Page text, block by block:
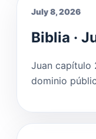
July 8, 2026
Biblia ·
Juan capítulo
dominio